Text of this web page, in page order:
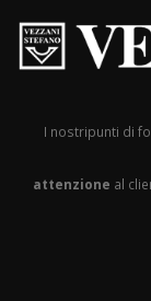
I nostripunti di
attenzione al